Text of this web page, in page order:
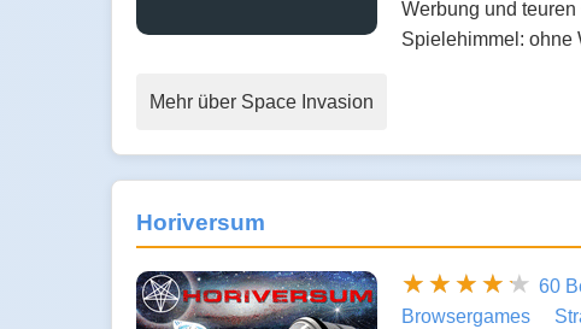
Werbung und
Spielehimmel: ohne
Mehr über Space Invasion
Horiversum
60
Browsergames